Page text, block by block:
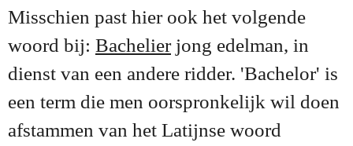
Misschien past hier ook het volgende
woord bij: Bachelierjong edelman, in
dienst van een andere ridder. 'Bachelor' is
een term die men oorspronkelijk wil doen
afstammen van het Latijnse woord